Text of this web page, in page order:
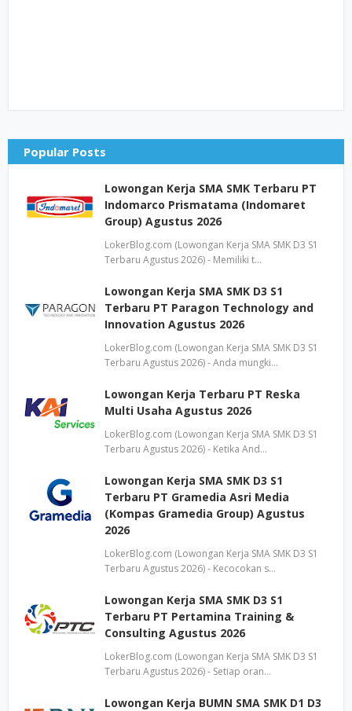
Popular Posts
Lowongan Kerja SMA SMK Terbaru PT
Indomarco Prismatama (Indomaret
Group) Agustus 2026
LokerBlog.com (Lowongan Kerja SMA SMK D3 S1
Terbaru Agustus 2026) - Memiliki t…
Lowongan Kerja SMA SMK D3 S1
Terbaru PT Paragon Technology and
Innovation Agustus 2026
LokerBlog.com (Lowongan Kerja SMA SMK D3 S1
Terbaru Agustus 2026) - Anda mungki…
Lowongan Kerja Terbaru PT Reska
Multi Usaha Agustus 2026
LokerBlog.com (Lowongan Kerja SMA SMK D3 S1
Terbaru Agustus 2026) - Ketika And…
Lowongan Kerja SMA SMK D3 S1
Terbaru PT Gramedia Asri Media
(Kompas Gramedia Group) Agustus
2026
LokerBlog.com (Lowongan Kerja SMA SMK D3 S1
Terbaru Agustus 2026) - Kecocokan s…
Lowongan Kerja SMA SMK D3 S1
Terbaru PT Pertamina Training &
Consulting Agustus 2026
LokerBlog.com (Lowongan Kerja SMA SMK D3 S1
Terbaru Agustus 2026) - Setiap oran…
Lowongan Kerja BUMN SMA SMK D1 D3